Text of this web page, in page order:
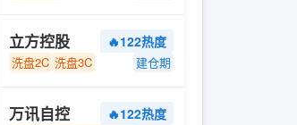
立方控股 🔥122热度
洗盘2C 洗盘3C 建仓期
万讯自控 🔥122热度